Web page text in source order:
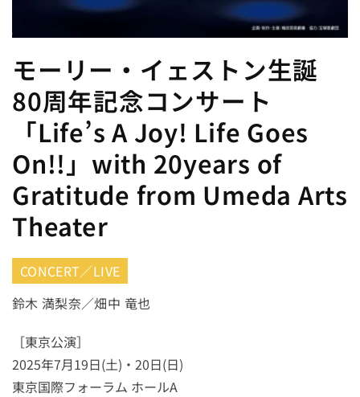
モーリー・イェストン生誕
80周年記念コンサート
「Life’s A Joy! Life Goes
On!!」with 20years of
Gratitude from Umeda Arts
Theater
CONCERT／LIVE
鈴木 満梨奈／畑中 竜也
［東京公演］
2025年7月19日(土)・20日(日)
東京国際フォーラム ホールA